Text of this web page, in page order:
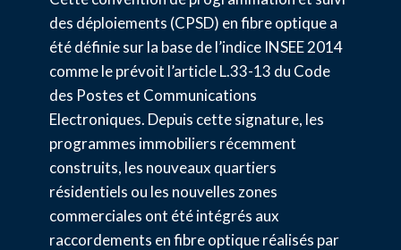
des déploiements (CPSD) en fibre optique a
été définie sur la base de l’indice INSEE 2014
comme le prévoit l’article L.33-13 du Code
des Postes et Communications
Electroniques. Depuis cette signature, les
programmes immobiliers récemment
construits, les nouveaux quartiers
résidentiels ou les nouvelles zones
commerciales ont été intégrés aux
raccordements en fibre optique réalisés par